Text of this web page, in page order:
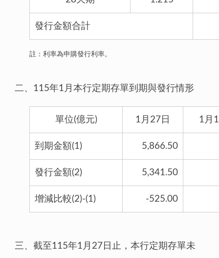
發行金額合計
註：利率為申購發行利率。
二、115年1月本行定期存單到期與發行情形
單位(億元) 1月27日 1月
到期金額(1) 5,866.50
發行金額(2) 5,341.50
增減比較(2)-(1) -525.00
三、截至115年1月27日止，本行定期存單未